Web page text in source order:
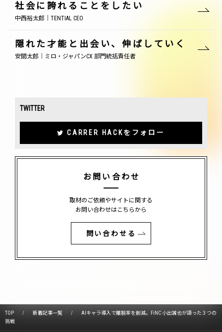
社会に誇れることをしたい
中西裕太郎｜TENTIAL CEO
隠れた才能と出会い、伸ばしていく
安間太郎｜ミロ・ジャパンCX 部門統括責任者
TWITTER
CARRER HACKをフォロー
お問い合わせ
取材のご依頼やサイトに関する
お問い合わせはこちらから
問い合わせる
TOP 新着記事一覧
AIキャラ導入で離脱率を削減。FiNC 小出誠也が語った３つの
挑戦